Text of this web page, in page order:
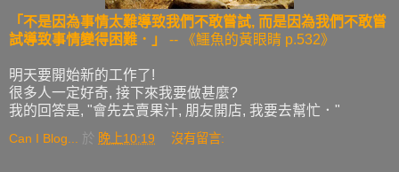
「不是因為事情太難導致我們不敢嘗試, 而是因為我們不敢嘗
試導致事情變得困難．」
-- 《鱷魚的黃眼睛 p.532》
明天要開始新的工作了!
很多人一定好奇, 接下來我要做甚麼?
我的回答是, "會先去賣果汁, 朋友開店, 我要去幫忙．"
Can I Blog... 於 晚上10:19 沒有留言: